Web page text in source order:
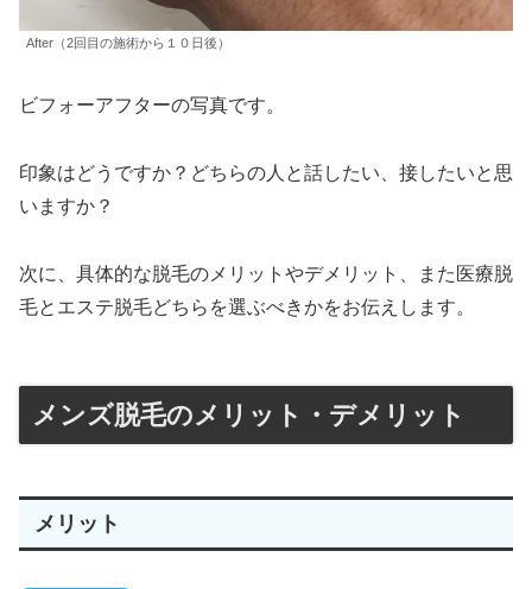
After（2回目の施術から１０日後）
ビフォーアフターの写真です。
印象はどうですか？どちらの人と話したい、接したいと思
いますか？
次に、具体的な脱毛のメリットやデメリット、また医療脱
毛とエステ脱毛どちらを選ぶべきかをお伝えします。
メンズ脱毛のメリット・デメリット
メリット